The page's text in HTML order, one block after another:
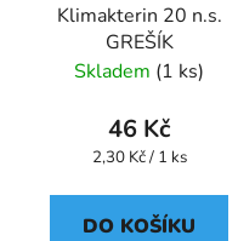
Klimakterin 20 n.s.
GREŠÍK
Skladem (1 ks)
46 Kč
Měrná
2,30 Kč / 1 ks
DO KOŠÍKU